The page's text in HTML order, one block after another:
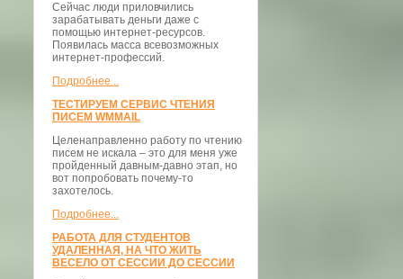
Сейчас люди приловчились
зарабатывать деньги даже с
помощью интернет-ресурсов.
Появилась масса всевозможных
интернет-профессий.
Подробнее...
ТЕСТИРУЕМ СЕРВИС ЧТЕНИЯ
ПИСЕМ WMMAIL
Целенаправленно работу по чтению
писем не искала – это для меня уже
пройденный давным-давно этап, но
вот попробовать почему-то
захотелось.
Подробнее...
РАБОТА ДЛЯ СТУДЕНТОВ
УДАЛЕННАЯ, НА ЧТО ЖИТЬ
ВЕСЕЛО ОТ СЕССИИ ДО СЕССИИ